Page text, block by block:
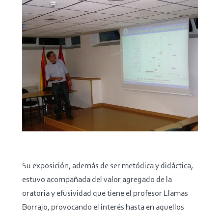
Su exposición, además de ser metódica y didáctica,
estuvo acompañada del valor agregado de la
oratoria y efusividad que tiene el profesor Llamas
Borrajo, provocando el interés hasta en aquellos